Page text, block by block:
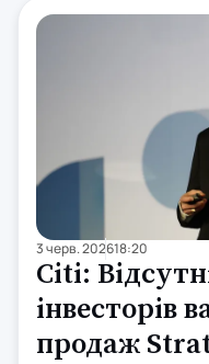
3 черв. 202618:20
Citi:
інвесторів
продаж